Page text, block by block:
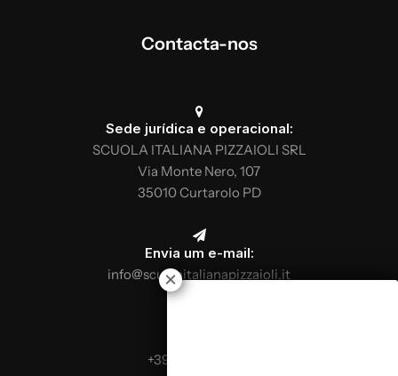
Contacta-nos
Sede jurídica e operacional:
SCUOLA ITALIANA PIZZAIOLI SRL
Via Monte Nero, 107
35010 Curtarolo PD
Envia um e-mail:
info@scuolaitalianapizzaioli.it
+39 0499624665